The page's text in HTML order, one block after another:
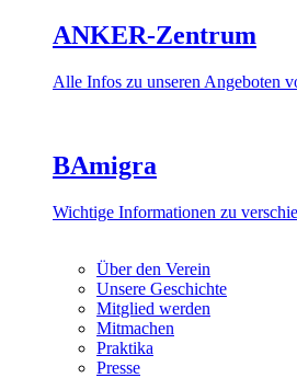
ANKER-Zentrum
Alle Infos zu unseren Angeboten
BAmigra
Wichtige Informationen zu
Über den Verein
Unsere Geschichte
Mitglied werden
Mitmachen
Praktika
Presse